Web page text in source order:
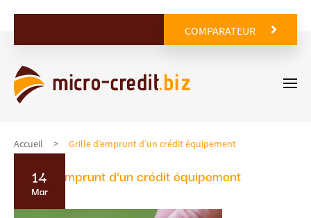
COMPARATEUR
Accueil Grille d’emprunt d’un crédit équipement
Grille d’emprunt d’un crédit équipement
14
Mar